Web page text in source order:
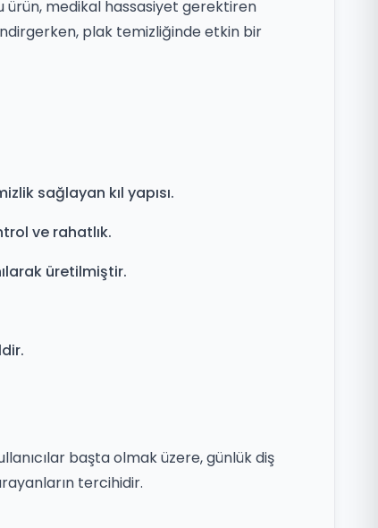
ürün, medikal hassasiyet gerektiren
plak temizliğinde etkin bir
sağlayan kıl yapısı.
ve rahatlık.
üretilmiştir.
başta olmak üzere, günlük diş
tercihidir.